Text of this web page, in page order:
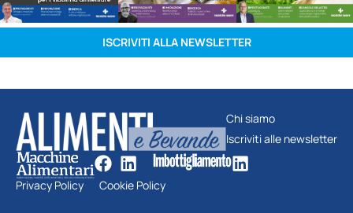
ISCRIVITI ALLA NEWSLETTER
Chi siamo
Iscriviti alle newsletter
Privacy Policy Cookie Policy